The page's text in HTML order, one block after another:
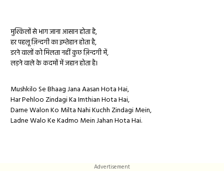
मुश्किलों से भाग जाना आसान होता है,
हर पहलू ज़िन्दगी का इम्तेहान होता है,
डरने वालों को मिलता नहीं कुछ ज़िन्दगी में,
लड़ने वाले के कदमों में जहान होता है।
Mushkilo Se Bhaag Jana Aasan Hota Hai,
Har Pehloo Zindagi Ka Imthian Hota Hai,
Darne Walon Ko Milta Nahi Kuchh Zindagi Mein,
Ladne Walo Ke Kadmo Mein Jahan Hota Hai.
Advertisement